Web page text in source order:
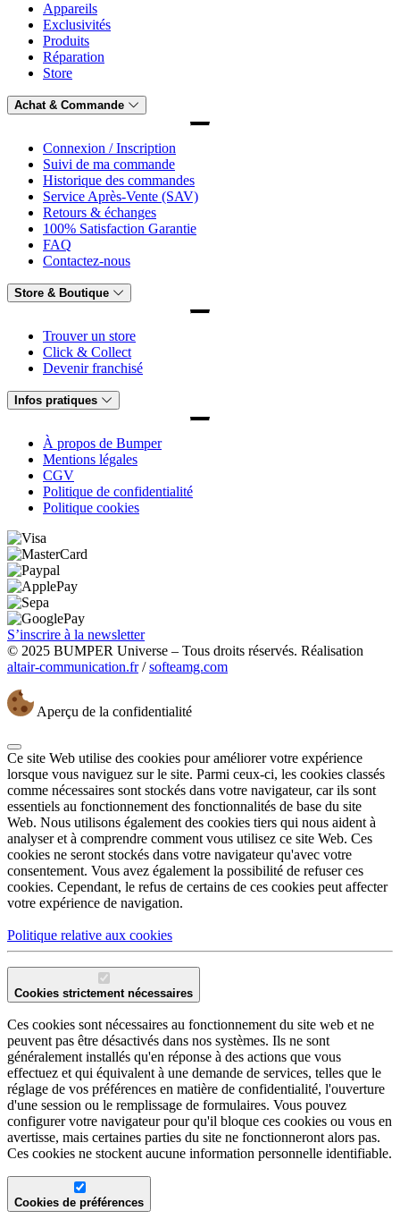
Appareils
Exclusivités
Produits
Réparation
Store
Achat & Commande
Connexion / Inscription
Suivi de ma commande
Historique des commandes
Service Après-Vente (SAV)
Retours & échanges
100% Satisfaction Garantie
FAQ
Contactez-nous
Store & Boutique
Trouver un store
Click & Collect
Devenir franchisé
Infos pratiques
À propos de Bumper
Mentions légales
CGV
Politique de confidentialité
Politique cookies
S’inscrire à la newsletter
© 2025 BUMPER Universe – Tous droits réservés. Réalisation
altair-communication.fr/softeamg.com
Aperçu de la confidentialité
Ce site Web utilise des cookies pour améliorer votre expérience
lorsque vous naviguez sur le site. Parmi ceux-ci, les cookies classés
comme nécessaires sont stockés dans votre navigateur, car ils sont
essentiels au fonctionnement des fonctionnalités de base du site
Web. Nous utilisons également des cookies tiers qui nous aident à
analyser et à comprendre comment vous utilisez ce site Web. Ces
cookies ne seront stockés dans votre navigateur qu'avec votre
consentement. Vous avez également la possibilité de refuser ces
cookies. Cependant, le refus de certains de ces cookies peut affecter
votre expérience de navigation.
Politique relative aux cookies
Cookies strictement nécessaires
Ces cookies sont nécessaires au fonctionnement du site web et ne
peuvent pas être désactivés dans nos systèmes. Ils ne sont
généralement installés qu'en réponse à des actions que vous
effectuez et qui équivalent à une demande de services, telles que le
réglage de vos préférences en matière de confidentialité, l'ouverture
d'une session ou le remplissage de formulaires. Vous pouvez
configurer votre navigateur pour qu'il bloque ces cookies ou vous en
avertisse, mais certaines parties du site ne fonctionneront alors pas.
Ces cookies ne stockent aucune information personnelle identifiable.
Cookies de préférences